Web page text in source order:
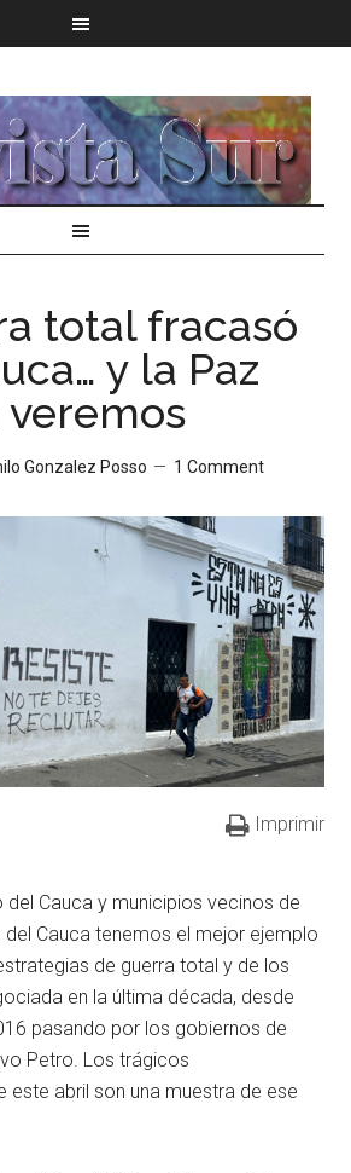
total fracasó
y la Paz
veremos
Gonzalez Posso 1 Comment
Imprimir
del Cauca y municipios vecinos de
del Cauca tenemos el mejor ejemplo
de guerra total y de los
en la última década, desde
pasando por los gobiernos de
Petro. Los trágicos
este abril son una muestra de ese